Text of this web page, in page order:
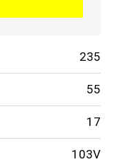
235
55
17
103V